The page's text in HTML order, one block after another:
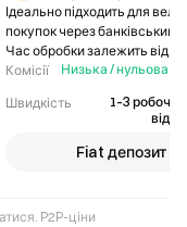
Ідеально підходить для
покупок через банківський
Час обробки залежить від
Комісії
Низька / нульова
Швидкість
1–3 робочі
Fiat депозит
P2P-ціни